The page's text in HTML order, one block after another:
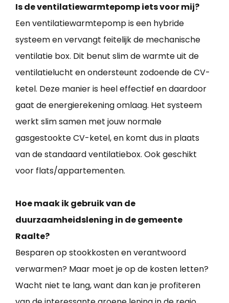
Is de ventilatiewarmtepomp iets voor mij?
Een ventilatiewarmtepomp is een hybride
systeem en vervangt feitelijk de mechanische
ventilatie box. Dit benut slim de warmte uit de
ventilatielucht en ondersteunt zodoende de CV-
ketel. Deze manier is heel effectief en daardoor
gaat de energierekening omlaag. Het systeem
werkt slim samen met jouw normale
gasgestookte CV-ketel, en komt dus in plaats
van de standaard ventilatiebox. Ook geschikt
voor flats/appartementen.
Hoe maak ik gebruik van de
duurzaamheidslening in de gemeente
Raalte?
Besparen op stookkosten en verantwoord
verwarmen? Maar moet je op de kosten letten?
Wacht niet te lang, want dan kan je profiteren